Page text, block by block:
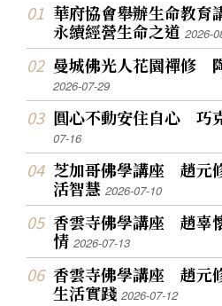
華府協會舉辦生命教
永續經營生命之道2026-
曼城佛光人花園禪修
2026-07-29
圓心不動安住自心 巧
07-16
芝加哥佛學講座 趙元
活智慧2026-07-10
香雲寺佛學講座 趙辜
情2026-07-13
香雲寺佛學講座 趙元
生活實踐2026-07-12